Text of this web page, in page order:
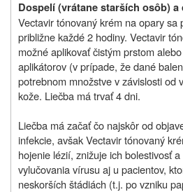
Dospelí (vrátane starších osôb)
Vectavir tónovaný krém na opary sa
približne každé 2 hodiny. Vectavir
možné aplikovať čistým prstom
aplikátorov (v prípade, že dané
potrebnom množstve v závislosti od
kože. Liečba má trvať 4 dni.
Liečba má začať čo najskôr od
infekcie, avšak Vectavir tónovaný
hojenie lézií, znižuje ich bolestivosť
vylučovania vírusu aj u pacientov,
neskorších štádiách (t.j. po vzniku